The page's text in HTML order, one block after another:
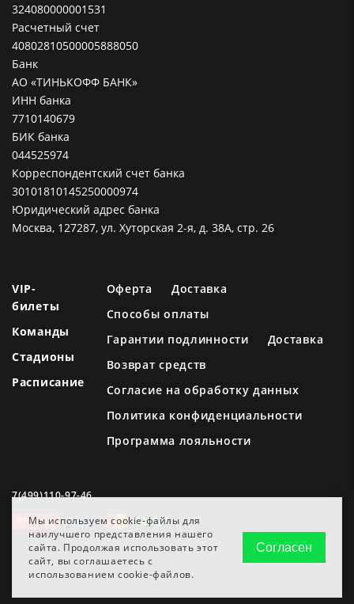
Мы используем cookie-файлы для
наилучшего представления нашего
сайта. Продолжая использовать этот
сайт, вы соглашаетесь с
использованием cookie-файлов.
Согласен
324080000001531
Расчетный счет
40802810500005888050
Банк
АО «ТИНЬКОФФ БАНК»
ИНН банка
7710140679
БИК банка
044525974
Корреспондентский счет банка
30101810145250000974
Юридический адрес банка
Москва, 127287, ул. Хуторская 2-я, д. 38А, стр. 26
VIP-
билеты
Команды
Стадионы
Расписание
Оферта
Доставка
Способы оплаты
Гарантии подлинности
Доставка
Возврат средств
Согласие на обработку данных
Политика конфиденциальности
Программа лояльности
7(499)110-97-46